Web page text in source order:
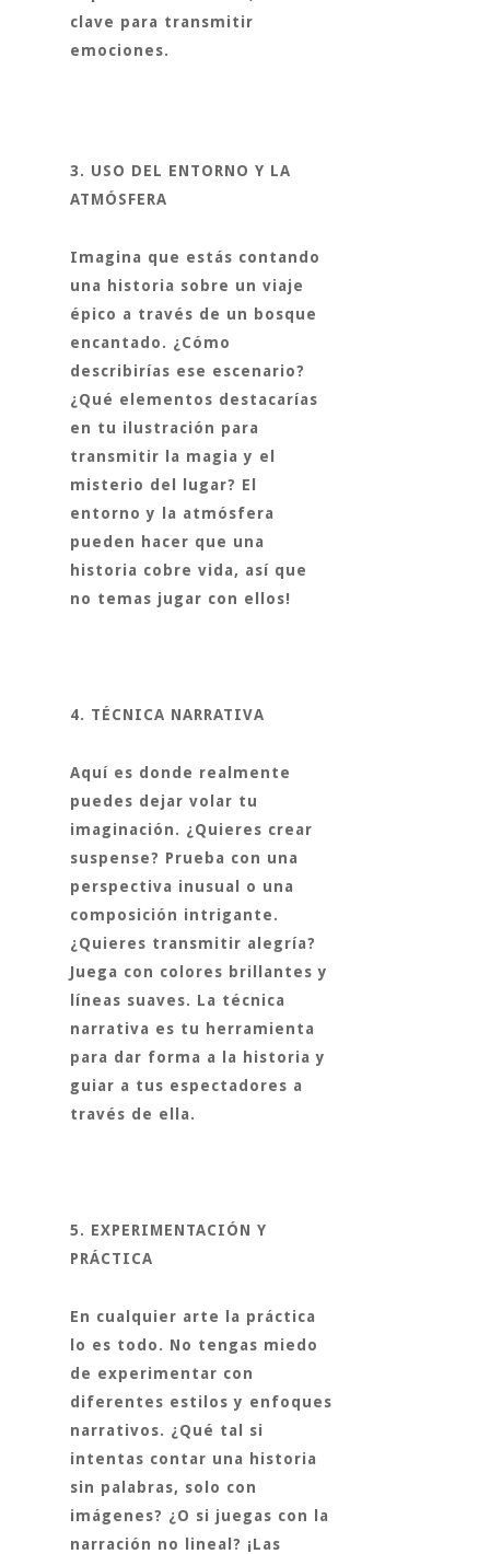
clave para transmitir
emociones.
3. USO DEL ENTORNO Y LA
ATMÓSFERA
Imagina que estás contando
una historia sobre un viaje
épico a través de un bosque
encantado. ¿Cómo
describirías ese escenario?
¿Qué elementos destacarías
en tu ilustración para
transmitir la magia y el
misterio del lugar? El
entorno y la atmósfera
pueden hacer que una
historia cobre vida, así que
no temas jugar con ellos!
4. TÉCNICA NARRATIVA
Aquí es donde realmente
puedes dejar volar tu
imaginación. ¿Quieres crear
suspense? Prueba con una
perspectiva inusual o una
composición intrigante.
¿Quieres transmitir alegría?
Juega con colores brillantes y
líneas suaves. La técnica
narrativa es tu herramienta
para dar forma a la historia y
guiar a tus espectadores a
través de ella.
5. EXPERIMENTACIÓN Y
PRÁCTICA
En cualquier arte la práctica
lo es todo. No tengas miedo
de experimentar con
diferentes estilos y enfoques
narrativos. ¿Qué tal si
intentas contar una historia
sin palabras, solo con
imágenes? ¿O si juegas con la
narración no lineal? ¡Las